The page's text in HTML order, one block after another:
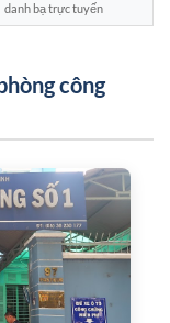
danh bạ trực tuyến
công